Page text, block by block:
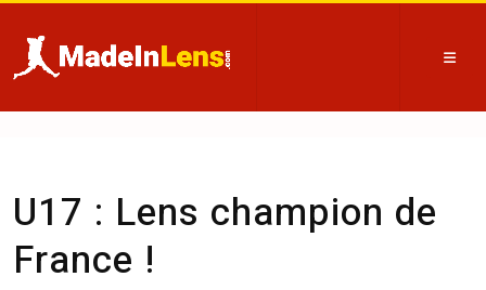
U17 : Lens champion de
France !